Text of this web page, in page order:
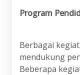
Program
Berbagai
mendukung
Beberapa